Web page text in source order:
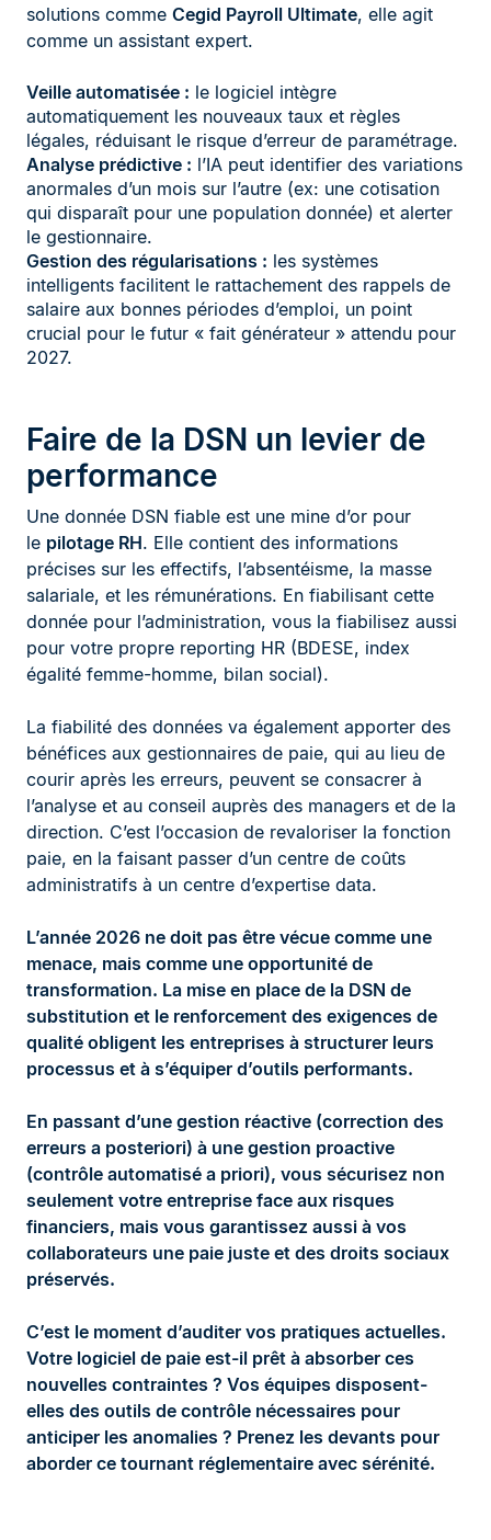
solutions comme Cegid Payroll Ultimate, elle agit
comme un assistant expert.
Veille automatisée : le logiciel intègre
automatiquement les nouveaux taux et règles
légales, réduisant le risque d’erreur de paramétrage.
Analyse prédictive : l’IA peut identifier des variations
anormales d’un mois sur l’autre (ex: une cotisation
qui disparaît pour une population donnée) et alerter
le gestionnaire.
Gestion des régularisations : les systèmes
intelligents facilitent le rattachement des rappels de
salaire aux bonnes périodes d’emploi, un point
crucial pour le futur « fait générateur » attendu pour
2027.
Faire de la DSN un levier de
performance
Une donnée DSN fiable est une mine d’or pour
le pilotage RH. Elle contient des informations
précises sur les effectifs, l’absentéisme, la masse
salariale, et les rémunérations. En fiabilisant cette
donnée pour l’administration, vous la fiabilisez aussi
pour votre propre reporting HR (BDESE, index
égalité femme-homme, bilan social).
La fiabilité des données va également apporter des
bénéfices aux gestionnaires de paie, qui au lieu de
courir après les erreurs, peuvent se consacrer à
l’analyse et au conseil auprès des managers et de la
direction. C’est l’occasion de revaloriser la fonction
paie, en la faisant passer d’un centre de coûts
administratifs à un centre d’expertise data.
L’année 2026 ne doit pas être vécue comme une
menace, mais comme une opportunité de
transformation. La mise en place de la DSN de
substitution et le renforcement des exigences de
qualité obligent les entreprises à structurer leurs
processus et à s’équiper d’outils performants.
En passant d’une gestion réactive (correction des
erreurs a posteriori) à une gestion proactive
(contrôle automatisé a priori), vous sécurisez non
seulement votre entreprise face aux risques
financiers, mais vous garantissez aussi à vos
collaborateurs une paie juste et des droits sociaux
préservés.
C’est le moment d’auditer vos pratiques actuelles.
Votre logiciel de paie est-il prêt à absorber ces
nouvelles contraintes ? Vos équipes disposent-
elles des outils de contrôle nécessaires pour
anticiper les anomalies ? Prenez les devants pour
aborder ce tournant réglementaire avec sérénité.